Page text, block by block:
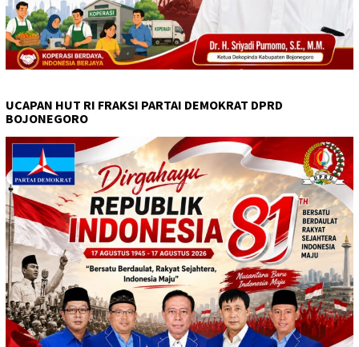
UCAPAN HUT RI FRAKSI PARTAI DEMOKRAT DPRD
BOJONEGORO